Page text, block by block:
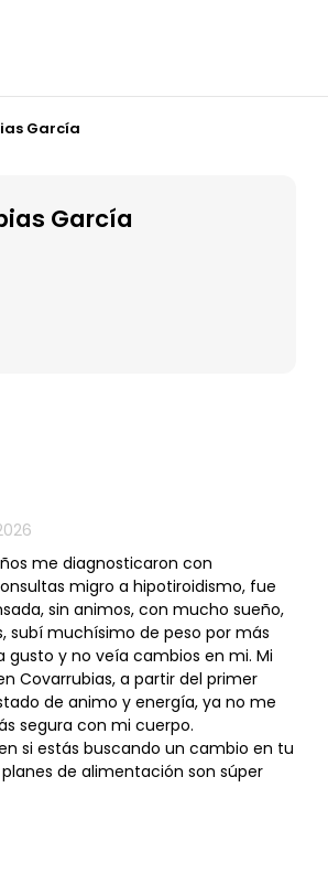
García
García
me diagnosticaron con
migro a hipotiroidismo, fue
sin animos, con mucho sueño,
subí muchísimo de peso por más
y no veía cambios en mi. Mi
Covarrubias, a partir del primer
de animo y energía, ya no me
segura con mi cuerpo.
si estás buscando un cambio en tu
de alimentación son súper